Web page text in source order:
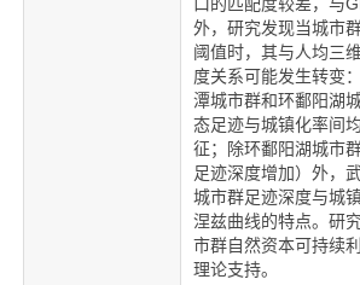
外，研究发现当城市
阈值时，其与人均三
度关系可能发生转变
潭城市群和环鄱阳湖
态足迹与城镇化率间
征；除环鄱阳湖城市
足迹深度增加）外，
城市群足迹深度与城
涅兹曲线的特点。研
市群自然资本可持续
理论支持。